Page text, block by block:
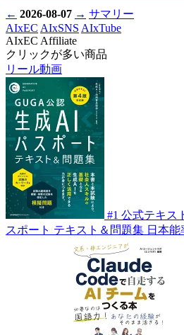
← 2026-08-07 → サマリー
AIxEC AIxSNS AIxTube
AIxEC Affiliate
クリックが多い商品
リール動画
#1 公式テキス
スポート テキスト＆問題集 日本